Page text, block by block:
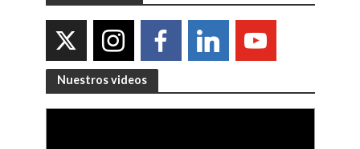
Nuestros videos